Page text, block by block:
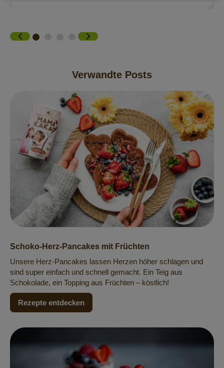
Verwandte Posts
Schoko-Herz-Pancakes mit Früchten
Unsere Herz-Pancakes lassen Herzen höher schlagen und
sind super einfach und schnell gemacht. Ein Teig aus
Schokolade, ein Topping aus Früchten – köstlich!
Rezepte entdecken